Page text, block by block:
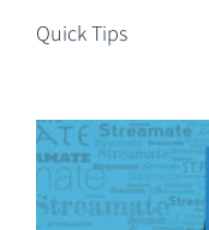
Quick Tips